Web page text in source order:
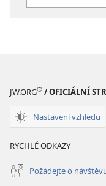
JW.ORG® / OFICIÁLNÍ
Nastavení vzhledu
RYCHLÉ ODKAZY
Požádejte o